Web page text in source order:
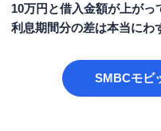
10万円と借入金額が上が
利息期間分の差は本当にわ
SMBCモビ